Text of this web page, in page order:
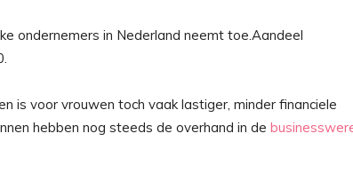
ondernemers in Nederland neemt toe.Aandeel
is voor vrouwen toch vaak lastiger, minder financiele
hebben nog steeds de overhand in de